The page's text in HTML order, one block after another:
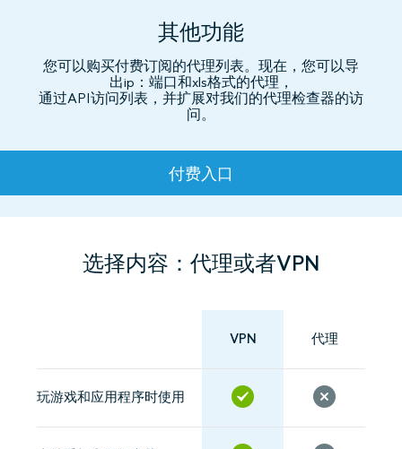
其他功能
您可以购买付费订阅的代理列表。现在，您可以导
出ip：端口和xls格式的代理，
通过API访问列表，并扩展对我们的代理检查器的访
问。
资费
选择内容：代理或者VPN
VPN 代理
玩游戏和应用程序时使用
付费入口